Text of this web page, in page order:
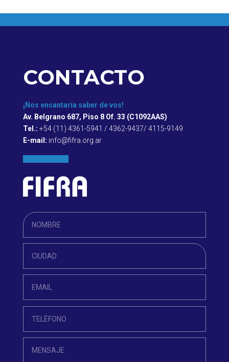
CONTACTO
¡Nos encantaría saber de vos!
Av. Belgrano 687, Piso 8 Of. 33 (C1092AAS)
Tel.: +54 (11) 4361-5941 / 4362-9437/ 4115-9149
E-mail: info@fifra.org.ar